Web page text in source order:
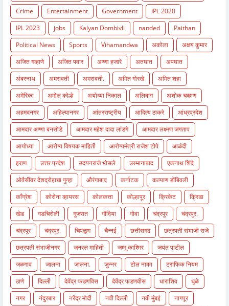
Crime
Entertainment Government
IPL 2020
IPL 2023
jobs Kalyan Dombivli nanded
Paithan
Political News
Sports Vihamandwa अकोला
अक्षय कुमार
अजित गव्हाणे
अजित पवार अण्णा हजारे अतघात
अपघात
अंबरनाथ
अमरावती अमरावती. अमित गोरखे
अमित शहा
अमेरिका
अमोल कोल्हे अयोध्या निकाल अलिबाग
अशोक चव्हाण
अहमदनगर
अहिल्यानगर आंतरराष्ट्रीय आदित्य ठाकरे
आंध्रप्रदेश
आमदार अण्णा बनसोडे
आमदार महेश दादा लांडगे
आमदार लक्ष्मण जगताप
आयोध्या
आरोग्य विषयक माहिती आरोग्यमंत्री राजेश टोपे
आळंदी
इराण
उत्तर प्रदेश उदयनराजे भोसले उस्मानाबाद
एकनाथ शिंदे
ओवैसींवर देशद्रोहाचा गुन्हा
औरंगाबाद कर्नाटक
कल्याण डोंबिवली
काँग्रेश
कोरोना व्हायरस कोलकत्ता कोल्हापूर क्रिकेट
क्रिडा
खेड
गडचिरोली गुजरात गोंदिया गोवा चंद्रपुर
चंद्रपुर.
चंद्रपूर
चंद्रपूर. चिपळूण चैन्नई छत्तीसगढ
छत्रपती संभाजी राजे
छत्रपती संभाजीनगर
जनरल माहिती जम्मू काश्मिर
जयंत पाटील
जळगाव
जालना जालना. जुन्नर टोल नाका
ट्राफिक नियम
ठाणे
दिल्ली देवेंद्र फडणविस देवेंद्र फडणवीस धाराशिव
धुळे
नगर
नंदुरबार नरेंद्र मोदी नवी दिल्ली नवी मुंबई
नागपूर